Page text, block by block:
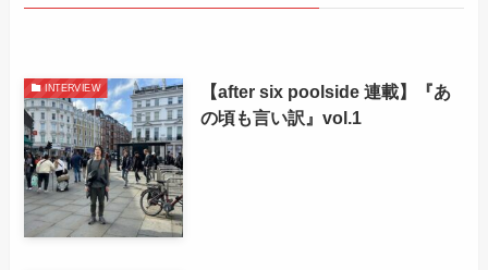
INTERVIEW
【after six poolside 連載】『あ
の頃も言い訳』vol.1